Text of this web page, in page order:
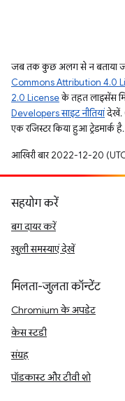
जब तक कुछ अलग से न बताया
Commons Attribution 4.0
2.0 Licenseके तहत लाइसेंस
Developers साइट नीतियांदेखें.
एक रजिस्टर किया हुआ ट्रेडमार्क है.
आखिरी बार 2022-12-20
सहयोग करें
बग दायर करें
खुली समस्याएं देखें
मिलता-जुलता कॉन्टेंट
Chromium के अपडेट
केस स्टडी
संग्रह
पॉडकास्ट और टीवी शो